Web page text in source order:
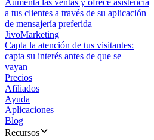
Aumenta las ventas y ofrece asistencia
a tus clientes a través de su aplicación
de mensajería preferida
JivoMarketing
Capta la atención de tus visitantes:
capta su interés antes de que se
vayan
Precios
Afiliados
Ayuda
Aplicaciones
Blog
Recursos